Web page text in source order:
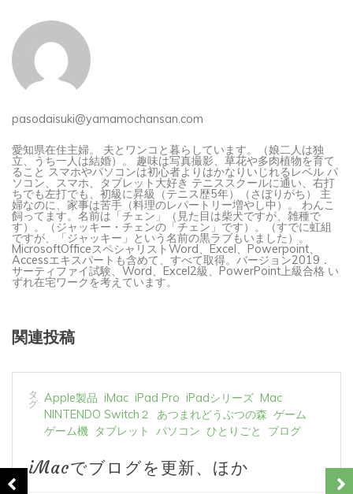
pasodaisuki@yamamochansan.com
愛知県在住主婦。 夫とワンコと暮らしています。（娘二人は独
立、うち一人は結婚）。 趣味は写真撮影、草花や多肉植物を育て
ること スマホやパソコンは初心者よりはかなりいじれるレベル パ
ソコン、スマホ、タブレット大好き テニススクールに通い、右打
ちでも左打でも、初級に昇級（テニス歴5年）（さぼりがち） 主
婦なのに、家事は苦手（料理のレパートリー増やし中）。 わんこ
飼ってます。名前は「チェン」（見た目は柴犬ですが、雑種で
す）。（ジャッキー・チェンの「チェン」です）。（すでに虹組
ですが、「ジャッキー」という名前の黒ラブもいました）。
MicrosoftOfficeスペシャリストWord、Excel、Powerpoint、
Accessエキスパートも含めて、すべて取得。バージョン2019．
サーティファイ試験、Word、Excel2級、PowerPoint上級合格 い
ずれ在宅ワークを考えています。
関連投稿
タ
グ: Apple製品 iMac iPad Pro iPadシリーズ Mac
NINTENDO Switch２
あつまれどうぶつの森 ゲーム
ゲーム機 タブレット パソコン ひとりごと ブログ
iMacでブログを更新、ほか